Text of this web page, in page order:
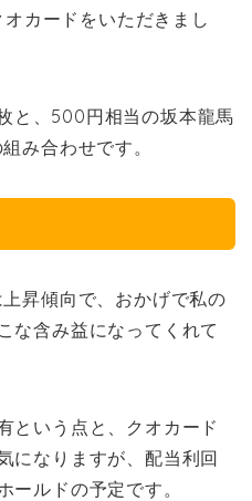
カードをいただきまし
と、500円相当の坂本龍馬
み合わせです。
昇傾向で、おかげで私の
な含み益になってくれて
という点と、クオカード
になりますが、配当利回
ールドの予定です。